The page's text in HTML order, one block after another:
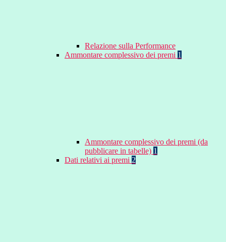
Relazione sulla Performance
Ammontare complessivo dei premi 1
Ammontare complessivo dei premi (da
pubblicare in tabelle) 1
Dati relativi ai premi 2